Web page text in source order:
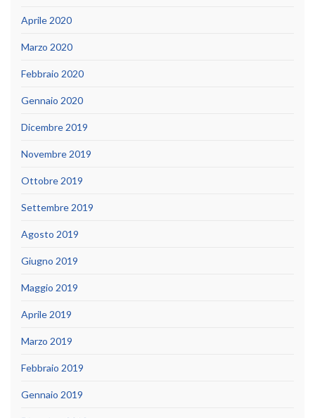
Aprile 2020
Marzo 2020
Febbraio 2020
Gennaio 2020
Dicembre 2019
Novembre 2019
Ottobre 2019
Settembre 2019
Agosto 2019
Giugno 2019
Maggio 2019
Aprile 2019
Marzo 2019
Febbraio 2019
Gennaio 2019